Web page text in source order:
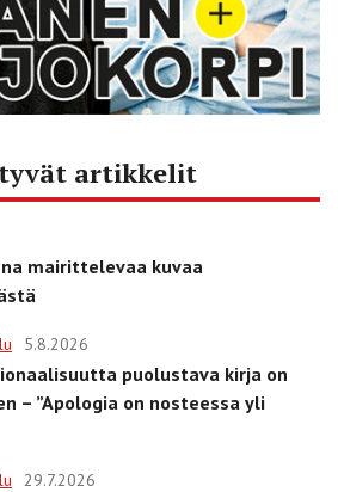
artikkelit
mairittelevaa kuvaa
5.8.2026
puolustava kirja on
– ”Apologia on nosteessa yli
29.7.2026